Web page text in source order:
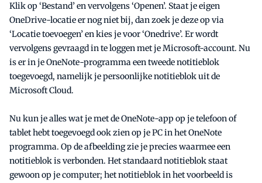
Klik op ‘Bestand’ en vervolgens ‘Openen’. Staat je eigen
OneDrive-locatie er nog niet bij, dan zoek je deze op via
‘Locatie toevoegen’ en kies je voor ‘Onedrive’. Er wordt
vervolgens gevraagd in te loggen met je Microsoft-account. Nu
is er in je OneNote-programma een tweede notitieblok
toegevoegd, namelijk je persoonlijke notitieblok uit de
Microsoft Cloud.
Nu kun je alles wat je met de OneNote-app op je telefoon of
tablet hebt toegevoegd ook zien op je PC in het OneNote
programma. Op de afbeelding zie je precies waarmee een
notitieblok is verbonden. Het standaard notitieblok staat
gewoon op je computer; het notitieblok in het voorbeeld is